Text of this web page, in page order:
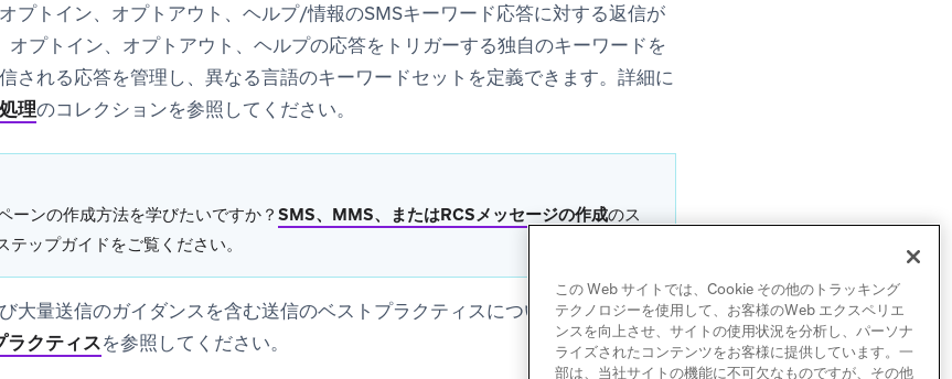
プトイン、オプトアウト、ヘルプ/情報のSMSキーワード応答に対する返信が
オプトイン、オプトアウト、ヘルプの応答をトリガーする独自のキーワードを
される応答を管理し、異なる言語のキーワードセットを定義できます。詳細に
理のコレクションを参照してください。
ーンの作成方法を学びたいですか？ SMS、MMS、またはRCSメッセージの作成のス
テップガイドをご覧ください。
大量送信のガイダンスを含む送信のベストプラクティスについては、SMS、
ラクティスを参照してください。
この Web サイトでは、Cookie その他のトラッキング
テクノロジーを使用して、お客様のWeb エクスペリエ
ンスを向上させ、サイトの使用状況を分析し、パーソナ
ライズされたコンテンツをお客様に提供しています。一
部は、当社サイトの機能に不可欠なものですが、その他